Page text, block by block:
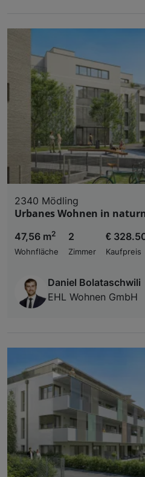
2340 Mödling
Urbanes Wohnen in
47,56 m2
Wohnfläche
2
Zimmer
€
Kaufpreis
Daniel Bolataschwili
EHL Wohnen GmbH